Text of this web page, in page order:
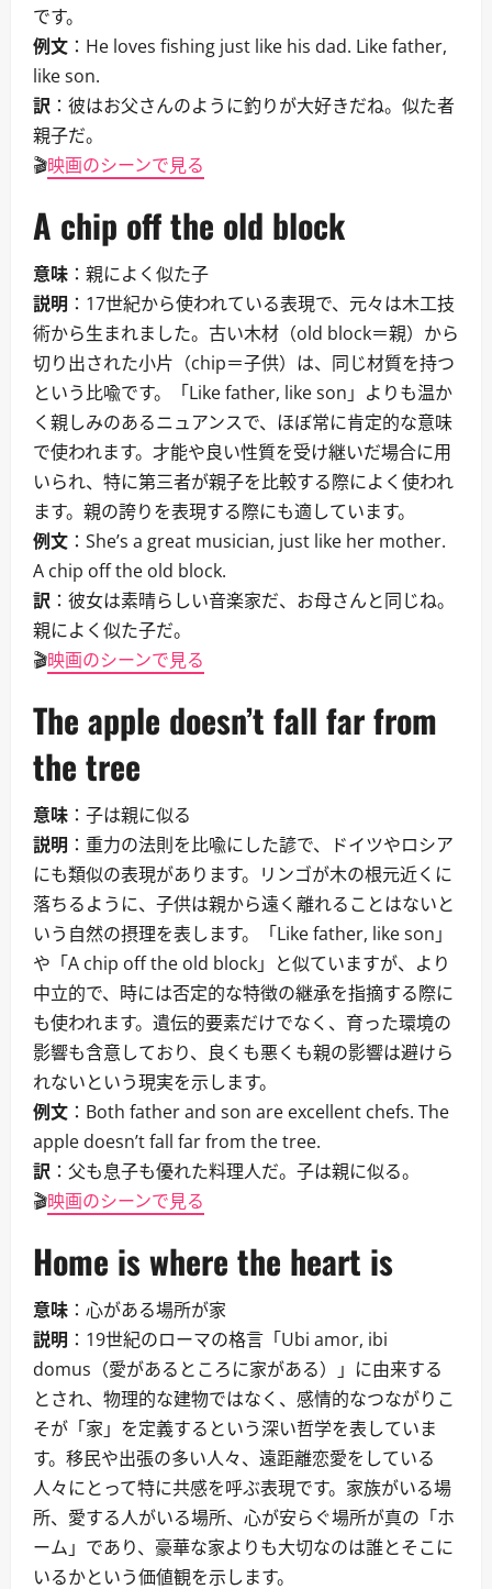
です。
例文 ：He loves fishing just like his dad. Like father,
like son.
訳 ：彼はお父さんのように釣りが大好きだね。似た者
親子だ。
🎬映画のシーンで見る
A chip off the old block
意味 ：親によく似た子
説明 ：17世紀から使われている表現で、元々は木工技
術から生まれました。古い木材（old block＝親）から
切り出された小片（chip＝子供）は、同じ材質を持つ
という比喩です。「Like father, like son」よりも温か
く親しみのあるニュアンスで、ほぼ常に肯定的な意味
で使われます。才能や良い性質を受け継いだ場合に用
いられ、特に第三者が親子を比較する際によく使われ
ます。親の誇りを表現する際にも適しています。
例文 ：She’s a great musician, just like her mother.
A chip off the old block.
訳 ：彼女は素晴らしい音楽家だ、お母さんと同じね。
親によく似た子だ。
🎬映画のシーンで見る
The apple doesn’t fall far from
the tree
意味 ：子は親に似る
説明 ：重力の法則を比喩にした諺で、ドイツやロシア
にも類似の表現があります。リンゴが木の根元近くに
落ちるように、子供は親から遠く離れることはないと
いう自然の摂理を表します。「Like father, like son」
や「A chip off the old block」と似ていますが、より
中立的で、時には否定的な特徴の継承を指摘する際に
も使われます。遺伝的要素だけでなく、育った環境の
影響も含意しており、良くも悪くも親の影響は避けら
れないという現実を示します。
例文 ：Both father and son are excellent chefs. The
apple doesn’t fall far from the tree.
訳 ：父も息子も優れた料理人だ。子は親に似る。
🎬映画のシーンで見る
Home is where the heart is
意味 ：心がある場所が家
説明 ：19世紀のローマの格言「Ubi amor, ibi
domus（愛があるところに家がある）」に由来する
とされ、物理的な建物ではなく、感情的なつながりこ
そが「家」を定義するという深い哲学を表していま
す。移民や出張の多い人々、遠距離恋愛をしている
人々にとって特に共感を呼ぶ表現です。家族がいる場
所、愛する人がいる場所、心が安らぐ場所が真の「ホ
ーム」であり、豪華な家よりも大切なのは誰とそこに
いるかという価値観を示します。